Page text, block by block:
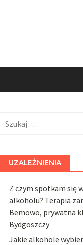
UZALEŻNIENIA
Z czym spotkam się
alkoholu? Terapia
Bemowo, prywatna
Bydgoszczy
Jakie alkohole